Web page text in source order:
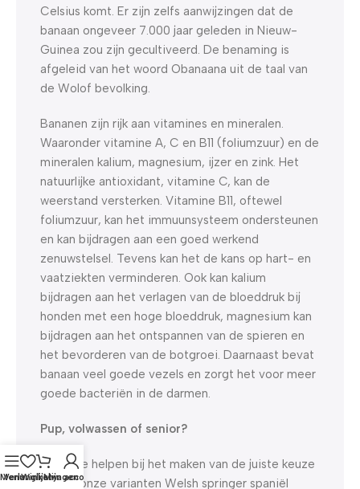
Celsius komt. Er zijn zelfs aanwijzingen dat de
banaan ongeveer 7.000 jaar geleden in Nieuw-
Guinea zou zijn gecultiveerd. De benaming is
afgeleid van het woord Obanaana uit de taal van
de Wolof bevolking.
Bananen zijn rijk aan vitamines en mineralen.
Waaronder vitamine A, C en B11 (foliumzuur) en de
mineralen kalium, magnesium, ijzer en zink. Het
natuurlijke antioxidant, vitamine C, kan de
weerstand versterken. Vitamine B11, oftewel
foliumzuur, kan het immuunsysteem ondersteunen
en kan bijdragen aan een goed werkend
zenuwstelsel. Tevens kan het de kans op hart- en
vaatziekten verminderen. Ook kan kalium
bijdragen aan het verlagen van de bloeddruk bij
honden met een hoge bloeddruk, magnesium kan
bijdragen aan het ontspannen van de spieren en
het bevorderen van de botgroei. Daarnaast bevat
banaan veel goede vezels en zorgt het voor meer
goede bacteriën in de darmen.
Pup, volwassen of senior?
Om je te helpen bij het maken van de juiste keuze
tussen onze varianten Welsh springer spaniël
Menu
Verlanglijst
Winkelwagen
Mijn account